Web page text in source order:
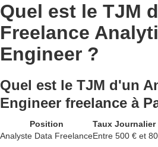
Quel est le TJM
Freelance
Engineer ?
Quel est le TJM d'un
Engineer freelance à
Position
Taux Journalier
Analyste Data FreelanceEntre 500 € et